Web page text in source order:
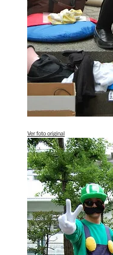
Ver foto original